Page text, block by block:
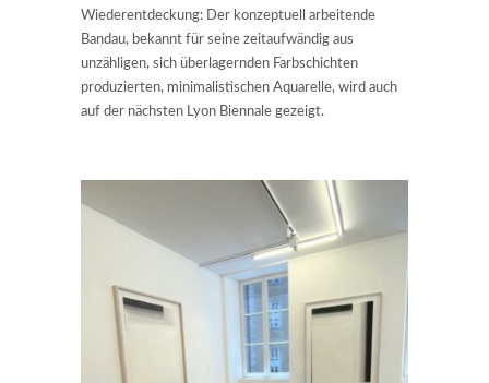
Wiederentdeckung: Der konzeptuell arbeitende
Bandau, bekannt für seine zeitaufwändig aus
unzähligen, sich überlagernden Farbschichten
produzierten, minimalistischen Aquarelle, wird auch
auf der nächsten Lyon Biennale gezeigt.